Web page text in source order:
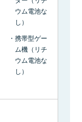
ウム電池な
し）
携帯型ゲー
ム機（リチ
ウム電池な
し）